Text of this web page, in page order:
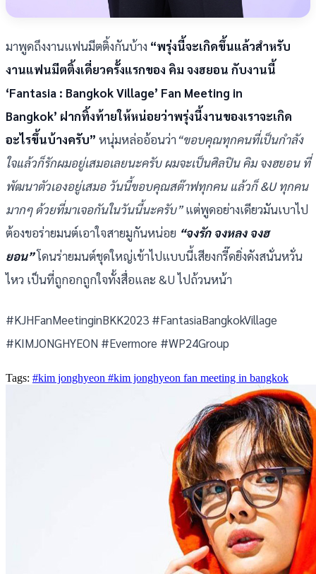
มาพูดถึงงานแฟนมีตติ้งกันบ้าง “พรุ่งนี้จะเกิดขึ้นแล้วสำหรับ
งานแฟนมีตติ้งเดี่ยวครั้งแรกของ คิม จงฮยอน กับงานนี้
‘Fantasia : Bangkok Village’ Fan Meeting in
Bangkok’ ฝากทิ้งท้ายให้หน่อยว่าพรุ่งนี้งานของเราจะเกิด
อะไรขึ้นบ้างครับ” หนุ่มหล่ออ้อนว่า“ขอบคุณทุกคนที่เป็นกำลัง
ใจแล้วก็รักผมอยู่เสมอเลยนะครับ ผมจะเป็นศิลปิน คิม จงฮยอน ที่
พัฒนาตัวเองอยู่เสมอ วันนี้ขอบคุณสต๊าฟทุกคน แล้วก็ &U ทุกคน
มากๆ ด้วยที่มาเจอกันในวันนี้นะครับ”แต่พูดอย่างเดียวมันเบาไป
ต้องขอร่ายมนต์เอาใจสายมูกันหน่อย “จงรัก จงหลง จงฮ
ยอน”โดนร่ายมนต์ชุดใหญ่เข้าไปแบบนี้เสียงกรี๊ดยิ่งดังสนั่นหวั่น
ไหว เป็นที่ถูกอกถูกใจทั้งสื่อและ &U ไปถ้วนหน้า
#KJHFanMeetinginBKK2023 #FantasiaBangkokVillage
#KIMJONGHYEON #Evermore #WP24Group
Tags: #kim jonghyeon #kim jonghyeon fan meeting in bangkok